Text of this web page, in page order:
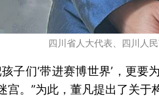
四川省人大代表、四川人
子们‘带进赛博世界’，更
宫。”为此，董凡提出了关于